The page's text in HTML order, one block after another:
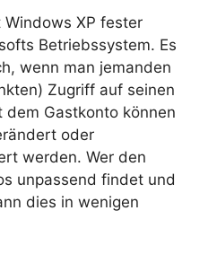
XP fester
Betriebssystem. Es
wenn man jemanden
Zugriff auf seinen
dem Gastkonto können
oder
werden. Wer den
unpassend findet und
dies in wenigen